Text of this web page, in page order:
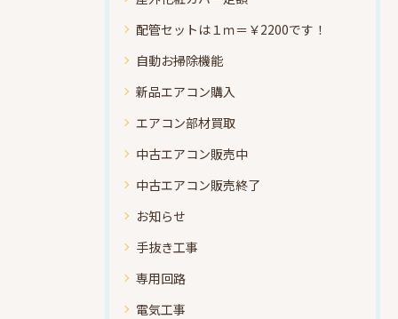
配管セットは１ｍ＝￥2200です！
自動お掃除機能
新品エアコン購入
エアコン部材買取
中古エアコン販売中
中古エアコン販売終了
お知らせ
手抜き工事
専用回路
電気工事